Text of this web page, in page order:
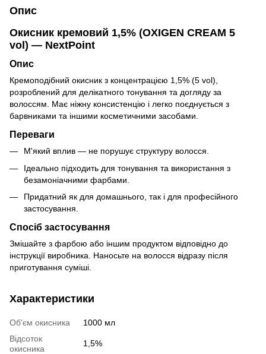
Опис
Окисник кремовий 1,5% (OXIGEN CREAM 5
vol) — NextPoint
Опис
Кремоподібний окисник з концентрацією 1,5% (5 vol),
розроблений для делікатного тонування та догляду за
волоссям. Має ніжну консистенцію і легко поєднується з
барвниками та іншими косметичними засобами.
Переваги
М'який вплив — не порушує структуру волосся.
Ідеально підходить для тонування та використання з
безамоніачними фарбами.
Придатний як для домашнього, так і для професійного
застосування.
Спосіб застосування
Змішайте з фарбою або іншим продуктом відповідно до
інструкції виробника. Наносьте на волосся відразу після
приготування суміші.
Характеристики
Об'єм окисника
1000 мл
Відсоток
окисника
1,5%